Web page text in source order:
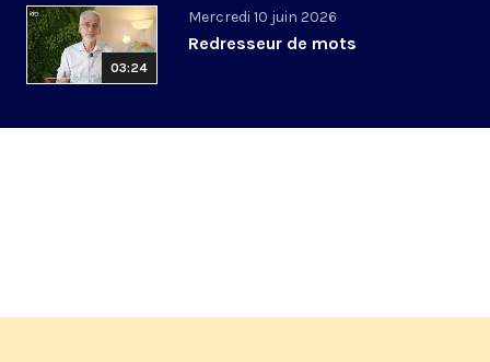
03:24
Mercredi 10 juin 2026
Redresseur de mots